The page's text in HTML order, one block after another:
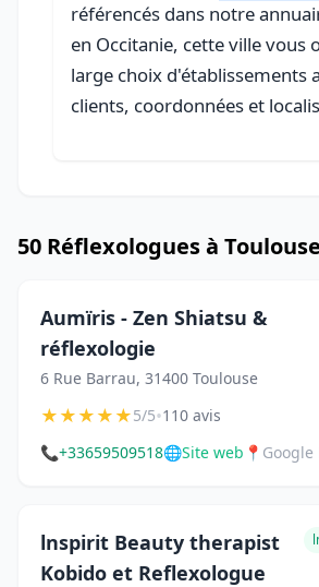
référencés dans notre
en Occitanie, cette ville vous
large choix d'établissements
clients, coordonnées et
50 Réflexologues à Toulouse
Aumïris - Zen Shiatsu &
réflexologie
6 Rue Barrau, 31400 Toulouse
★★★★★5/5•110 avis
📞+33659509518🌐Site web 📍 Google
lnspirit Beauty therapist
Kobido et Reflexologue